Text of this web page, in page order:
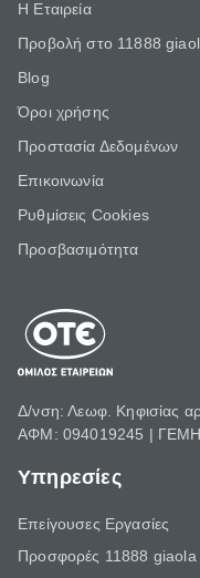
Η Εταιρεία
Προβολή στο 11888
Blog
Όροι χρήσης
Προστασία Δεδομένων
Επικοινωνία
Ρυθμίσεις Cookies
Προσβασιμότητα
Δ/νση: Λεωφ. Κηφισίας
ΑΦΜ: 094019245 |
Υπηρεσίες
Επείγουσες Εργασίες
Προσφορές 11888 giaola